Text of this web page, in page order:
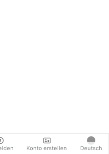
Konto erstellen Deutsch